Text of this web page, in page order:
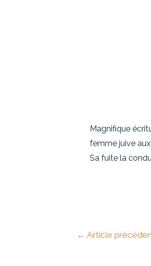
Magnifique
femme juive
Sa fuite la
← Article